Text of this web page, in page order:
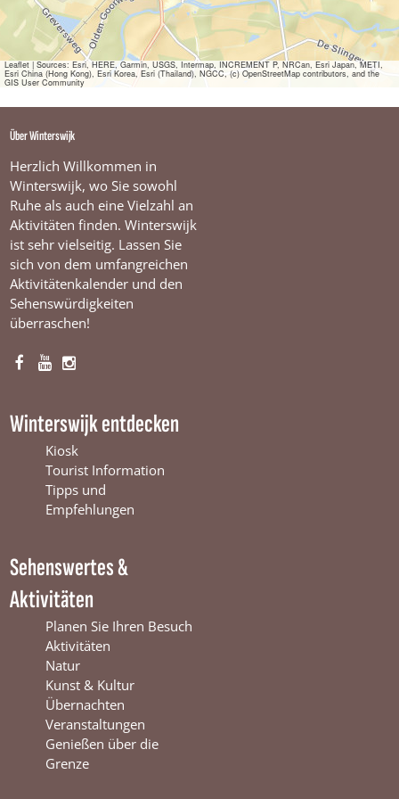
Leaflet|Sources: Esri, HERE, Garmin, USGS, Intermap, INCREMENT P, NRCan, Esri Japan, METI,
Esri China (Hong Kong), Esri Korea, Esri (Thailand), NGCC, (c) OpenStreetMap contributors, and the
GIS User Community
Über Winterswijk
Herzlich Willkommen in
Winterswijk, wo Sie sowohl
Ruhe als auch eine Vielzahl an
Aktivitäten finden. Winterswijk
ist sehr vielseitig. Lassen Sie
sich von dem umfangreichen
Aktivitätenkalender und den
Sehenswürdigkeiten
überraschen!
F
e
n
t
e
Y
T
u
b
e
W
t
e
r
s
w
i
j
k
I
t
a
g
r
a
i
t
e
r
s
w
i
j
k
Winterswijk entdecken
Kiosk
Tourist Information
Tipps und
Empfehlungen
Sehenswertes &
Aktivitäten
Planen Sie Ihren Besuch
Aktivitäten
Natur
Kunst & Kultur
Übernachten
Veranstaltungen
Genießen über die
Grenze